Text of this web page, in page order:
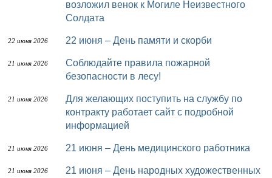
возложил венок к Могиле Неизвестного
Солдата
22 июня 2026 22 июня – День памяти и скорби
21 июня 2026
Соблюдайте правила пожарной
безопасности в лесу!
21 июня 2026
Для желающих поступить на службу по
контракту работает сайт с подробной
информацией
21 июня 2026 21 июня – День медицинского работника
21 июня 2026
21 июня – День народных художественных